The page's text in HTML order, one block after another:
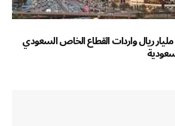
ارتفعت 58%.. 15.342 مليار ريال واردات القطاع الخاص السعودي